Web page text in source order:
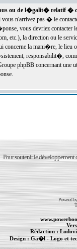
ou de l�galit� relatif �
n'arrivez pas � le
vous devriez
etc.), la direction ou le
concerne la mani�re, le
responsabilit�,
phpBB concernant une
Pour soutenir le développement
Powered
Rédaction :
Design :Ga�l- Logo et
Informations :